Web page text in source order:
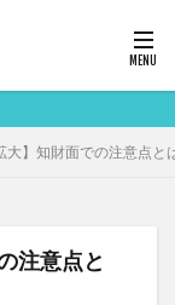
大】知財面での注意点と
注意点と